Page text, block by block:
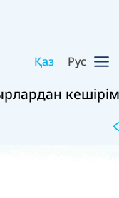
Қаз Рус